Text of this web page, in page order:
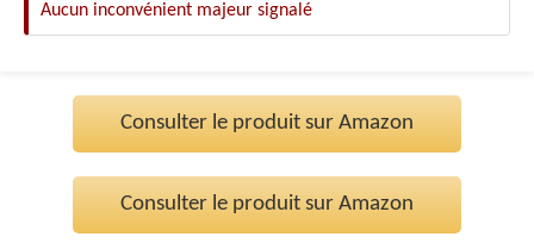
Aucun inconvénient majeur signalé
Consulter le produit sur Amazon
Consulter le produit sur Amazon